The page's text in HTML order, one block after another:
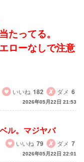
たってる。
ローなしで注意
いいね 182 ダメ 6
2026年05月22日 21:53
ル。マジヤバ
いいね 79 ダメ 7
2026年05月22日 22:01